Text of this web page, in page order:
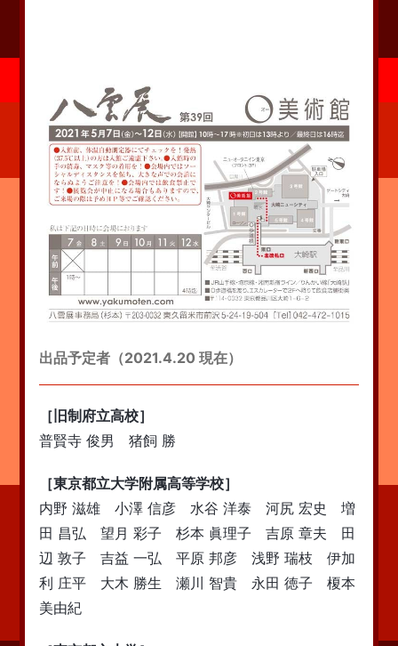
出品予定者（2021.4.20 現在）
［旧制府立高校］
普賢寺 俊男 猪飼 勝
［東京都立大学附属高等学校］
内野 滋雄 小澤 信彦 水谷 洋泰 河尻 宏史 増
田 昌弘 望月 彩子 杉本 眞理子 吉原 章夫 田
辺 敦子 吉益 一弘 平原 邦彦 浅野 瑞枝 伊加
利 庄平 大木 勝生 瀬川 智貴 永田 徳子 榎本
美由紀